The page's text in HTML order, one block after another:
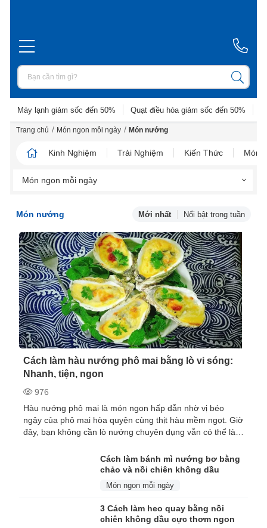
Máy lạnh giảm sốc đến 50% Quạt điều hòa giảm sốc đến 50%
Trang chủ / Món ngon mỗi ngày / Món nướng
Kinh Nghiệm Trải Nghiệm Kiến Thức Món
Món ngon mỗi ngày
Món nướng Mới nhất Nổi bật trong tuần
Cách làm hàu nướng phô mai bằng lò vi sóng:
Nhanh, tiện, ngon
976
Hàu nướng phô mai là món ngon hấp dẫn nhờ vị béo
ngậy của phô mai hòa quyện cùng thịt hàu mềm ngọt. Giờ
đây, bạn không cần lò nướng chuyên dụng vẫn có thể làm
Cách làm bánh mì nướng bơ bằng
chảo và nồi chiên không dầu
Món ngon mỗi ngày
3 Cách làm heo quay bằng nồi
chiên không dầu cực thơm ngon